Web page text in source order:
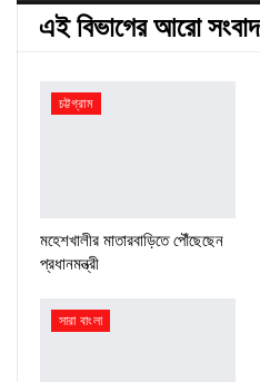
এই বিভাগের আরো সংবাদ
চট্টগ্রাম
মহেশখালীর মাতারবাড়িতে পৌঁছেছেন
প্রধানমন্ত্রী
সারা বাংলা